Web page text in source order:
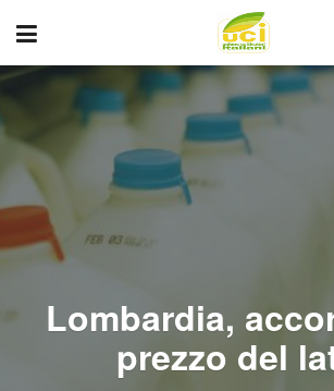
Lombardia,
prezzo del